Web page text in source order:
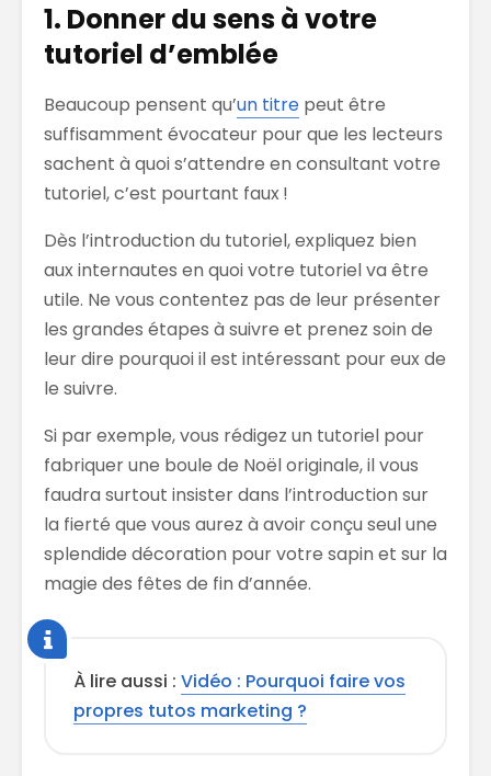
1. Donner du sens à votre
tutoriel d’emblée
Beaucoup pensent qu’un titre peut être
suffisamment évocateur pour que les lecteurs
sachent à quoi s’attendre en consultant votre
tutoriel, c’est pourtant faux !
Dès l’introduction du tutoriel, expliquez bien
aux internautes en quoi votre tutoriel va être
utile. Ne vous contentez pas de leur présenter
les grandes étapes à suivre et prenez soin de
leur dire pourquoi il est intéressant pour eux de
le suivre.
Si par exemple, vous rédigez un tutoriel pour
fabriquer une boule de Noël originale, il vous
faudra surtout insister dans l’introduction sur
la fierté que vous aurez à avoir conçu seul une
splendide décoration pour votre sapin et sur la
magie des fêtes de fin d’année.
À lire aussi : Vidéo : Pourquoi faire vos
propres tutos marketing ?